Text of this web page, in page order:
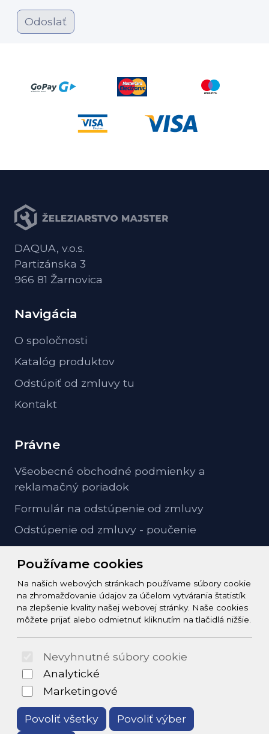
Odoslať
Používame cookies
Na našich webových stránkach používame súbory cookie
na zhromažďovanie údajov za účelom vytvárania štatistík
na zlepšenie kvality našej webovej stránky. Naše cookies
môžete prijať alebo odmietnuť kliknutím na tlačidlá nižšie.
Nevyhnutné súbory cookie
Analytické
Marketingové
Povoliť všetky Povoliť výber
DAQUA, v.o.s.
Partizánska 3
966 81 Žarnovica
Navigácia
O spoločnosti
Katalóg produktov
Odstúpiť od zmluvy tu
Kontakt
Právne
Všeobecné obchodné podmienky a
reklamačný poriadok
Formulár na odstúpenie od zmluvy
Odstúpenie od zmluvy - poučenie
Kontakt
info@zeleziarstvo-majster.sk
+421456812908
© 2026 Arrabella s.r.o., mayabella s.r.o., Všetky práva